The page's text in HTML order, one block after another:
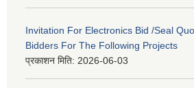
Invitation For Electronics Bid /Seal
Bidders For The Following Projects
प्रकाशन मिति: 2026-06-03